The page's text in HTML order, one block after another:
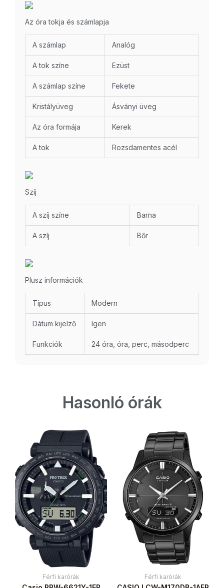
Az óra tokja és számlapja
A számlap Analóg
A tok színe Ezüst
A számlap színe Fekete
Kristályüveg Ásványi üveg
Az óra formája Kerek
A tok Rozsdamentes acél
Szíj
A szíj színe Barna
A szíj Bőr
Plusz információk
Típus Modern
Dátum kijelző Igen
Funkciók 24 óra, óra, perc, másodperc
Hasonló órák
Férfi karórák Férfi karórák